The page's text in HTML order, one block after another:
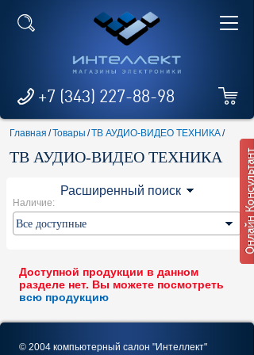
+7 (343) 227-88-98
Главная /Товары /ТВ АУДИО-ВИДЕО ТЕХНИКА/
ТВ АУДИО-ВИДЕО ТЕХНИКА
Расширенный поиск
Наличие:
Доступной продукции в данном
разделе нет. Вы можете посмотреть
всю продукцию
© 2004 компьютерный салон "Интеллект"